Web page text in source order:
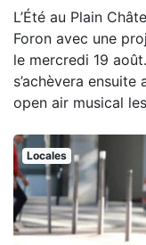
L’Été au Plain
Foron avec une
le mercredi 19
s’achèvera
open air musical
Locales